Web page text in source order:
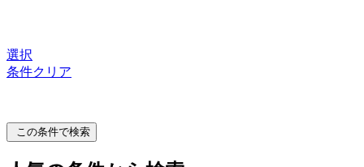
選択
条件クリア
この条件で検索